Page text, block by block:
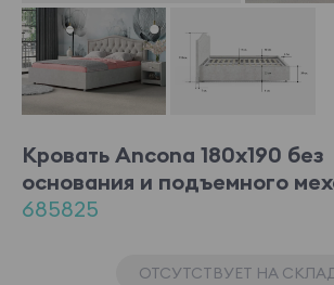
Кровать Ancona 180x190 без
основания и подъемного
685825
ОТСУТСТВУЕТ НА